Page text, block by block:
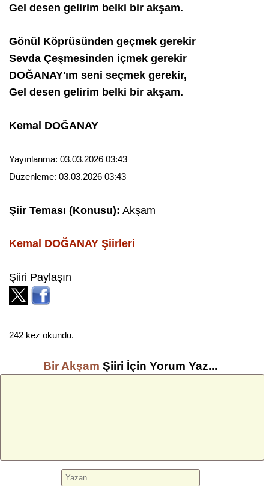
Gel desen gelirim belki bir akşam.
Gönül Köprüsünden geçmek gerekir
Sevda Çeşmesinden içmek gerekir
DOĞANAY'ım seni seçmek gerekir,
Gel desen gelirim belki bir akşam.
Kemal DOĞANAY
Yayınlanma: 03.03.2026 03:43
Düzenleme: 03.03.2026 03:43
Şiir Teması (Konusu): Akşam
Kemal DOĞANAY Şiirleri
Şiiri Paylaşın
242 kez okundu.
Bir Akşam Şiiri İçin Yorum Yaz...